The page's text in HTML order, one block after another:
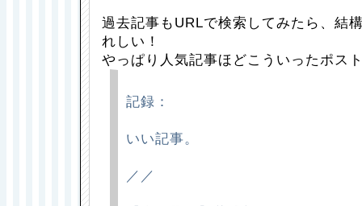
過去記事もURLで検索してみたら、結
れしい！
やっぱり人気記事ほどこういったポス
記録：
いい記事。
／／